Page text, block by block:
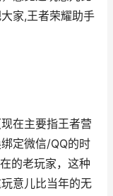
家,王者荣耀助手
在主要指王者营
定微信/QQ的时
的老玩家，这种
意儿比当年的无